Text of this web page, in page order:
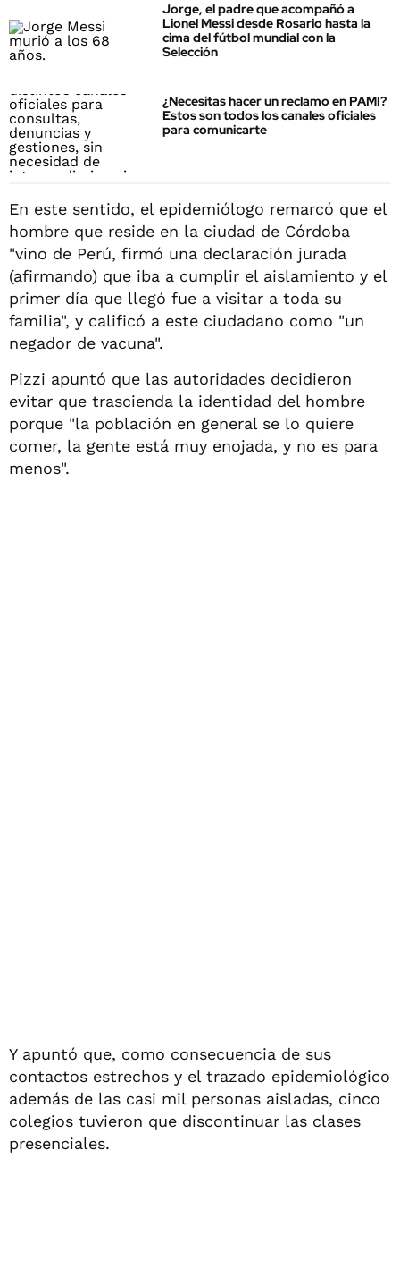
Jorge, el padre que acompañó a
Lionel Messi desde Rosario hasta la
cima del fútbol mundial con la
Selección
¿Necesitas hacer un reclamo en PAMI?
Estos son todos los canales oficiales
para comunicarte
En este sentido, el epidemiólogo remarcó que el
hombre que reside en la ciudad de Córdoba
"vino de Perú, firmó una declaración jurada
(afirmando) que iba a cumplir el aislamiento y el
primer día que llegó fue a visitar a toda su
familia", y calificó a este ciudadano como "un
negador de vacuna".
Pizzi apuntó que las autoridades decidieron
evitar que trascienda la identidad del hombre
porque "la población en general se lo quiere
comer, la gente está muy enojada, y no es para
menos".
Y apuntó que, como consecuencia de sus
contactos estrechos y el trazado epidemiológico
además de las casi mil personas aisladas, cinco
colegios tuvieron que discontinuar las clases
presenciales.